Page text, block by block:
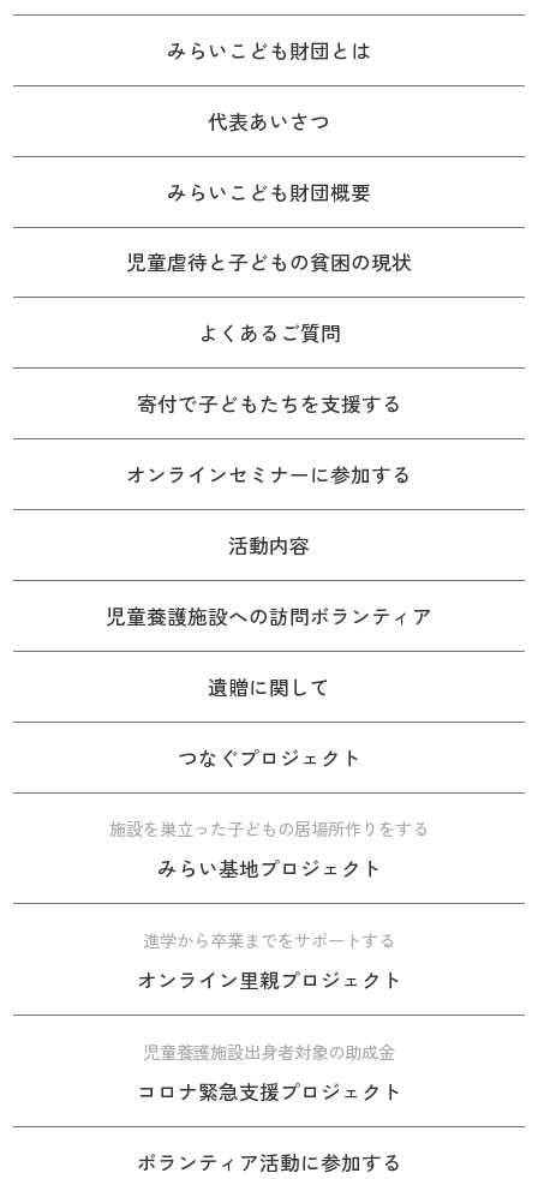
みらいこども財団とは
代表あいさつ
みらいこども財団概要
児童虐待と子どもの貧困の現状
よくあるご質問
寄付で子どもたちを支援する
オンラインセミナーに参加する
活動内容
児童養護施設への訪問ボランティア
遺贈に関して
つなぐプロジェクト
施設を巣立った子どもの居場所作りをする
みらい基地プロジェクト
進学から卒業までをサポートする
オンライン里親プロジェクト
児童養護施設出身者対象の助成金
コロナ緊急支援プロジェクト
ボランティア活動に参加する